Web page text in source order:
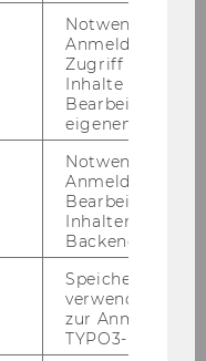
dato in der Dis­
ver­
Sti­pen­di­um
wel­che in
inne/n der Co­
wird.
nach­hal­tig
eine wahre
soll nun hel­
zu meis­
zu­ver­
Notwendig für
Anmeldung und
Zugriff auf
Inhalte oder zur
Bearbeitung des
eigenen Profils.
Notwendig für
Anmeldung und
Bearbeitung von
Inhalten im
Backend.
Speichert die
verwendete
zur Anmeldung
TYPO3-Backend.